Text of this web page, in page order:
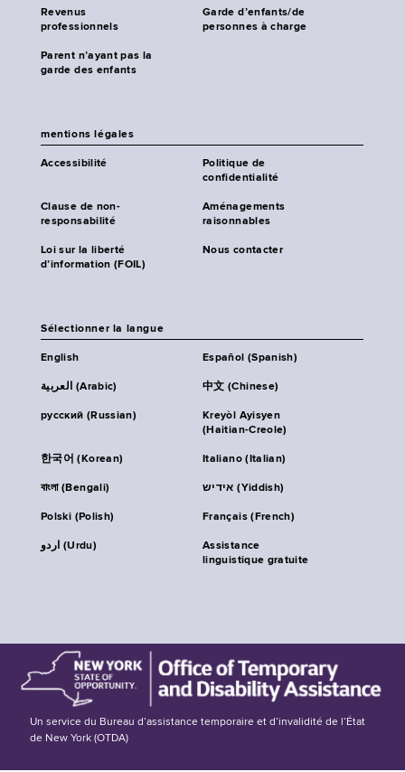
Revenus
professionnels
Garde d’enfants/de
personnes à charge
Parent n’ayant pas la
garde des enfants
mentions légales
Accessibilité
Politique de
confidentialité
Clause de non-
responsabilité
Aménagements
raisonnables
Loi sur la liberté
d’information (FOIL)
Nous contacter
Sélectionner la langue
English Español (Spanish)
العربية (Arabic) 中文 (Chinese)
русский (Russian)
Kreyòl Ayisyen
(Haitian-Creole)
한국어 (Korean) Italiano (Italian)
বাংলা (Bengali) אידיש (Yiddish)
Polski (Polish) Français (French)
اردو (Urdu)
Assistance
linguistique gratuite
Un service du Bureau d’assistance temporaire et d’invalidité de l’État
de New York (OTDA)